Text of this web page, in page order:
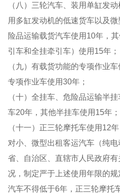
（八）三轮汽车、装用单缸发
用多缸发动机的低速货车以及
险品运输载货汽车使用10年，
引车和全挂牵引车）使用15年；
（九）有载货功能的专项作业
专项作业车使用30年；
（十）全挂车、危险品运输半
车20年，其他半挂车使用15年；
（十一）正三轮摩托车使用12
对小、微型出租客运汽车（纯电
省、自治区、直辖市人民政府
况，制定严于上述使用年限的
汽车不得低于6年，正三轮摩托